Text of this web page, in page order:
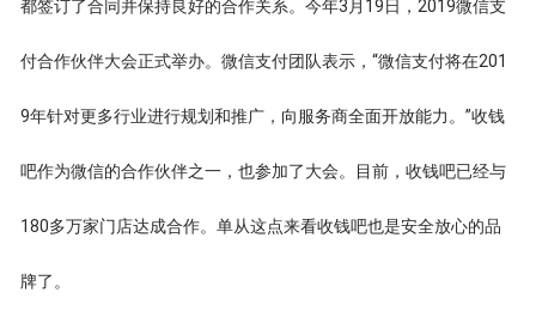
都签订了合同并保持良好的合作关系。今年3月19日，2019微信支
付合作伙伴大会正式举办。微信支付团队表示，“微信支付将在201
9年针对更多行业进行规划和推广，向服务商全面开放能力。”收钱
吧作为微信的合作伙伴之一，也参加了大会。目前，收钱吧已经与
180多万家门店达成合作。单从这点来看收钱吧也是安全放心的品
牌了。